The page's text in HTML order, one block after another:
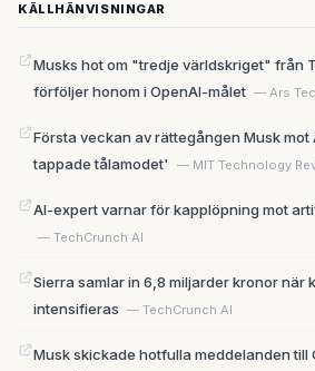
KÄLLHÄNVISNINGAR
Musks hot om "tredje världskriget" från
förföljer honom i OpenAI-målet — Ars
Första veckan av rättegången Musk mot
tappade tålamodet' — MIT Technology
AI-expert varnar för kapplöpning mot
— TechCrunch AI
Sierra samlar in 6,8 miljarder kronor när
intensifieras — TechCrunch AI
Musk skickade hotfulla meddelanden till